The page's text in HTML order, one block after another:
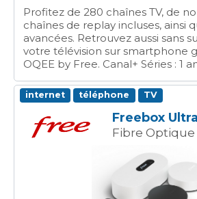
Profitez de 280 chaînes TV, de
chaînes de replay incluses, ainsi
avancées. Retrouvez aussi sans
votre télévision sur smartphone
OQEE by Free. Canal+ Séries : 1
internet téléphone TV
Freebox Ultra
Fibre Optique